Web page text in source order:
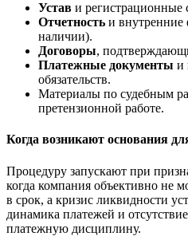
Устав и регистрационные
Отчетность и
наличии).
Договоры,
Платежные документы и
обязательств.
Материалы по судебным
претензионной работе.
Когда возникают основания
Процедуру запускают при
когда компания объективно не
в срок, а кризис ликвидности
динамика платежей и
платежную дисциплину.